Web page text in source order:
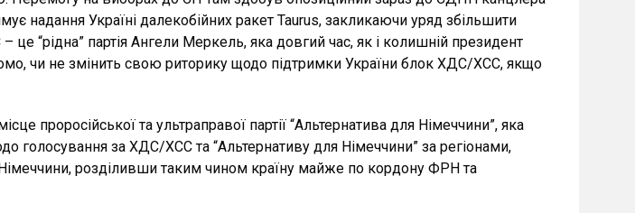
надання Україні далекобійних ракет Taurus, закликаючи уряд збільшити
“рідна” партія Ангели Меркель, яка довгий час, як і колишній президент
чи не змінить свою риторику щодо підтримки України блок ХДС/ХСС, якщо
проросійської та ультраправої партії “Альтернатива для Німеччини”, яка
голосування за ХДС/ХСС та “Альтернативу для Німеччини” за регіонами,
розділивши таким чином країну майже по кордону ФРН та